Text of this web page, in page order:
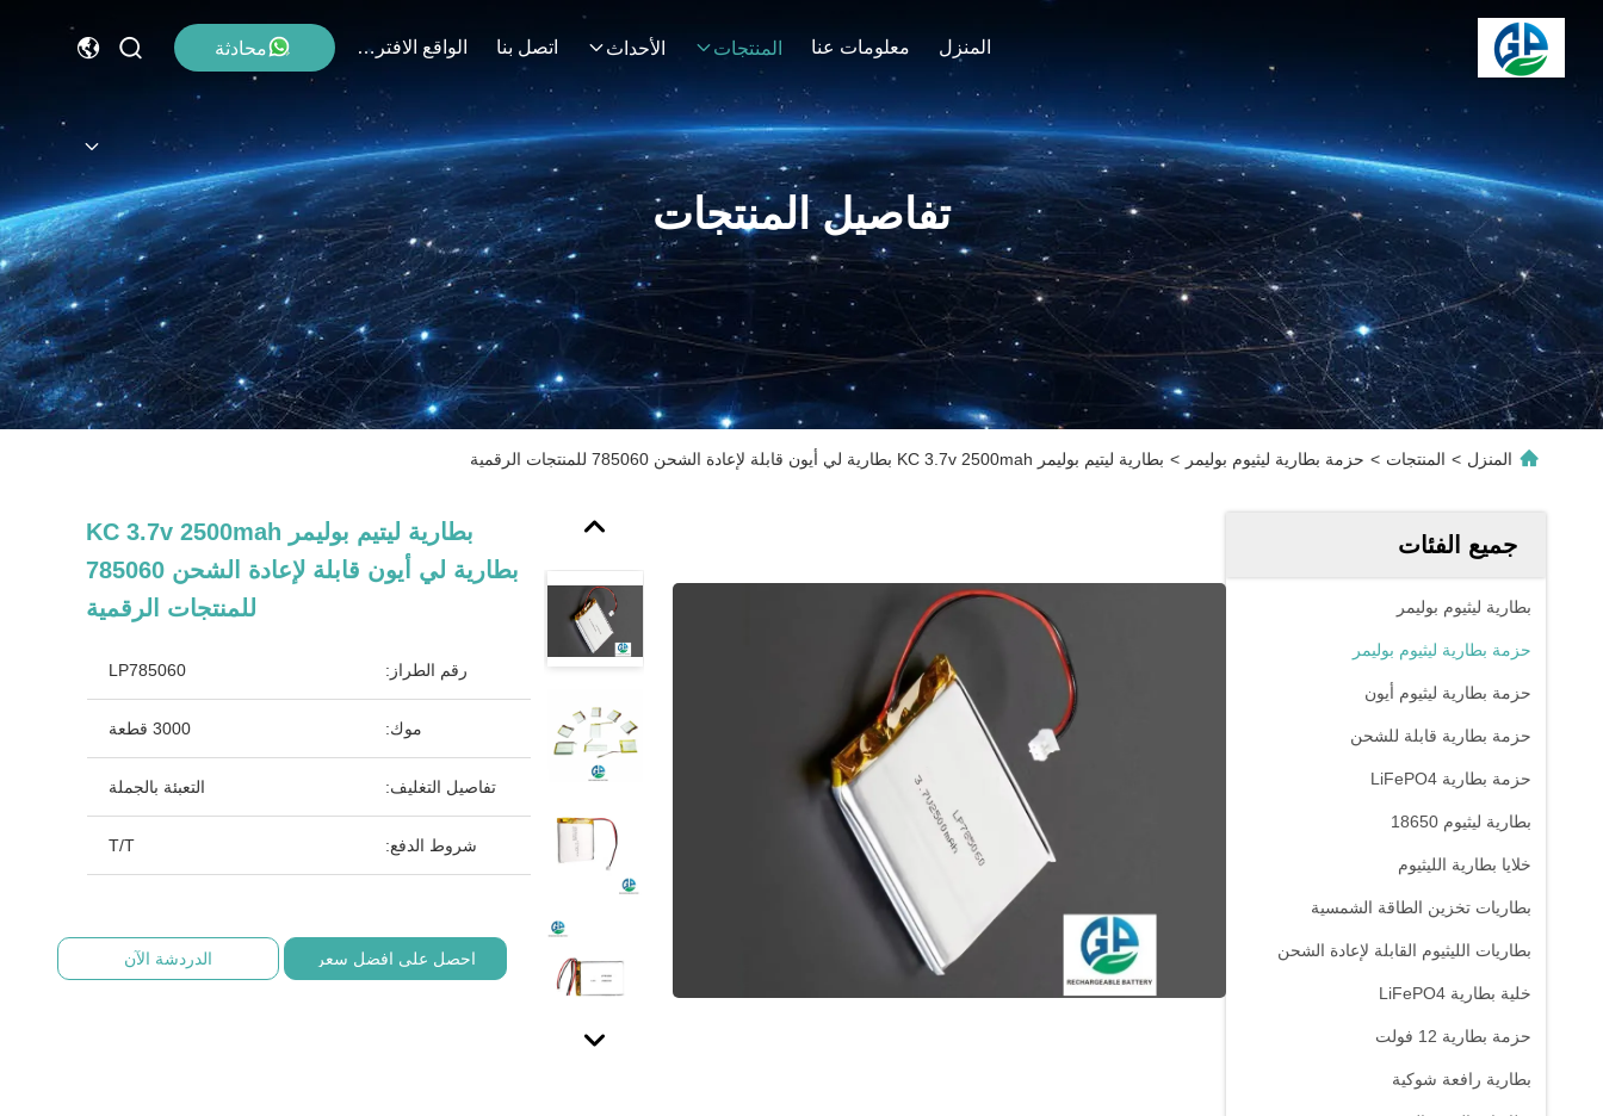
المنزل معلومات عنا المنتجات الأحداث اتصل بنا الواقع الافتراضي محادثة
تفاصيل المنتجات
المنزل > المنتجات > حزمة بطارية ليثيوم بوليمر > بطارية ليتيم بوليمر KC 3.7v 2500mah بطارية لي أيون قابلة لإعادة الشحن 785060 للمنتجات الرقمية
جميع الفئات
بطارية ليثيوم بوليمر
حزمة بطارية ليثيوم بوليمر
حزمة بطارية ليثيوم أيون
حزمة بطارية قابلة للشحن
حزمة بطارية LiFePO4
بطارية ليثيوم 18650
خلايا بطارية الليثيوم
بطاريات تخزين الطاقة الشمسية
بطاريات الليثيوم القابلة لإعادة الشحن
خلية بطارية LiFePO4
حزمة بطارية 12 فولت
بطارية رافعة شوكية
بطارية ليتيم بوليمر KC 3.7v 2500mah
بطارية لي أيون قابلة لإعادة الشحن 785060
للمنتجات الرقمية
رقم الطراز: LP785060
موك: 3000 قطعة
تفاصيل التغليف: التعبئة بالجملة
شروط الدفع: T/T
احصل على افضل سعر الدردشة الآن